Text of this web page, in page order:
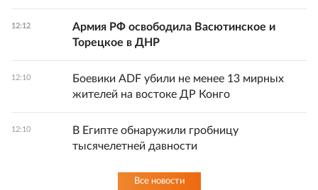
12:12
Армия РФ освободила Васютинское и
Торецкое в ДНР
12:10
Боевики ADF убили не менее 13 мирных
жителей на востоке ДР Конго
12:10
В Египте обнаружили гробницу
тысячелетней давности
Все новости